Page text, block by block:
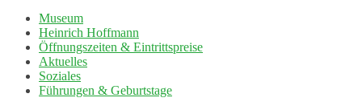
Museum
Heinrich Hoffmann
Öffnungszeiten & Eintrittspreise
Aktuelles
Soziales
Führungen & Geburtstage